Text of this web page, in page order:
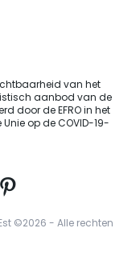
van het
aanbod van de
door de EFRO in het
op de COVID-19-
©2026 - Alle rechten